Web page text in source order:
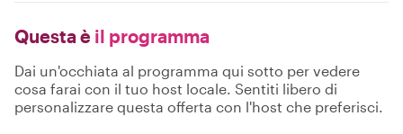
Questa è il programma
Dai un'occhiata al programma qui sotto per vedere
cosa farai con il tuo host locale. Sentiti libero di
personalizzare questa offerta con l'host che preferisci.